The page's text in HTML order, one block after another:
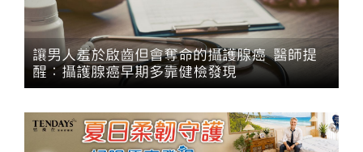
讓男人羞於啟齒但會奪命的攝護腺癌 醫師提
醒：攝護腺癌早期多靠健檢發現